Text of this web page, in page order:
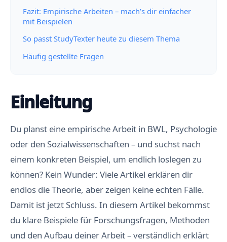
Fazit: Empirische Arbeiten – mach’s dir einfacher
mit Beispielen
So passt StudyTexter heute zu diesem Thema
Häufig gestellte Fragen
Einleitung
Du planst eine empirische Arbeit in BWL, Psychologie
oder den Sozialwissenschaften – und suchst nach
einem konkreten Beispiel, um endlich loslegen zu
können? Kein Wunder: Viele Artikel erklären dir
endlos die Theorie, aber zeigen keine echten Fälle.
Damit ist jetzt Schluss. In diesem Artikel bekommst
du klare Beispiele für Forschungsfragen, Methoden
und den Aufbau deiner Arbeit – verständlich erklärt